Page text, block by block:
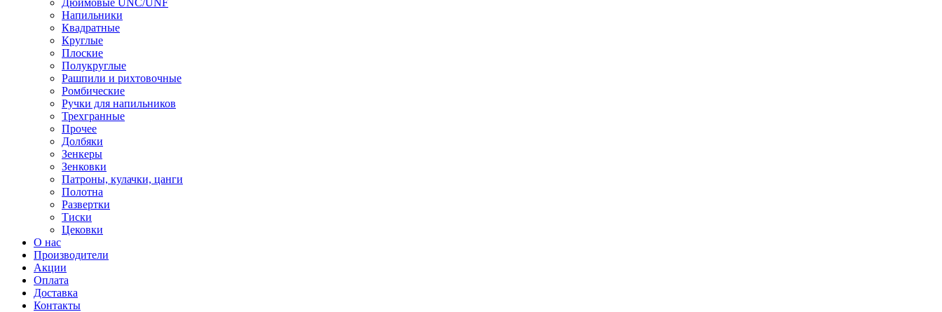
Дюймовые UNC/UNF
Напильники
Квадратные
Круглые
Плоские
Полукруглые
Рашпили и рихтовочные
Ромбические
Ручки для напильников
Трехгранные
Прочее
Долбяки
Зенкеры
Зенковки
Патроны, кулачки, цанги
Полотна
Развертки
Тиски
Цековки
О нас
Производители
Акции
Оплата
Доставка
Контакты